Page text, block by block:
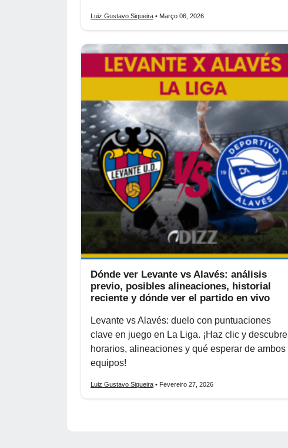
Luiz Gustavo Siqueira • Março 06, 2026
Dónde ver Levante vs Alavés: análisis
previo, posibles alineaciones, historial
reciente y dónde ver el partido en vivo
Levante vs Alavés: duelo con puntuaciones
clave en juego en La Liga. ¡Haz clic y descubre
horarios, alineaciones y qué esperar de ambos
equipos!
Luiz Gustavo Siqueira • Fevereiro 27, 2026